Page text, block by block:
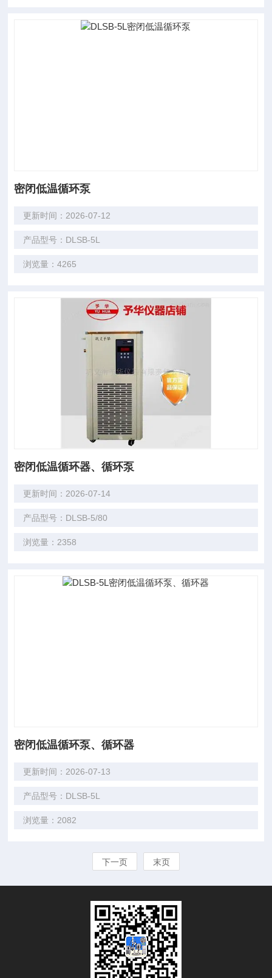
密闭低温循环泵
更新时间：2026-07-12
产品型号：DLSB-5L
浏览量：4265
密闭低温循环器、循环泵
更新时间：2026-07-14
产品型号：DLSB-5/80
浏览量：2358
密闭低温循环泵、循环器
更新时间：2026-07-13
产品型号：DLSB-5L
浏览量：2082
下一页 末页